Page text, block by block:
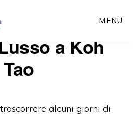
MENU
a Koh
Tao
alcuni giorni di